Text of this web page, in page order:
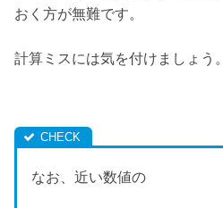
おく方が無難です。
計算ミスには気を付けましょう。
なお、近い数値の